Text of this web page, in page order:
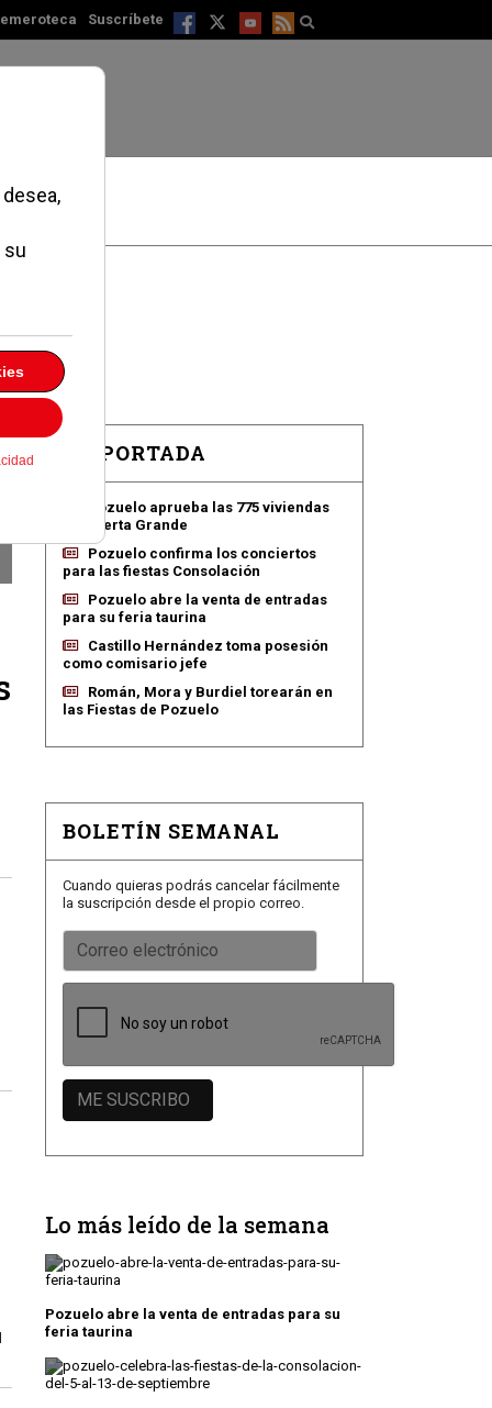
Suscríbete
EN PORTADA
Pozuelo aprueba las 775 viviendas
de Huerta Grande
Pozuelo confirma los conciertos
para las fiestas Consolación
Pozuelo abre la venta de entradas
para su feria taurina
Castillo Hernández toma posesión
como comisario jefe
Román, Mora y Burdiel torearán en
las Fiestas de Pozuelo
BOLETÍN SEMANAL
Cuando quieras podrás cancelar fácilmente
la suscripción desde el propio correo.
Lo más leído de la semana
Pozuelo abre la venta de entradas para su
feria taurina